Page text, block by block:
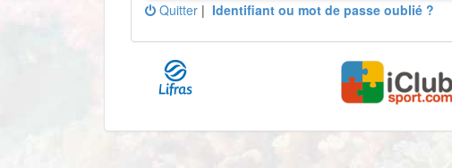
Quitter | Identifiant ou mot de passe oublié ?